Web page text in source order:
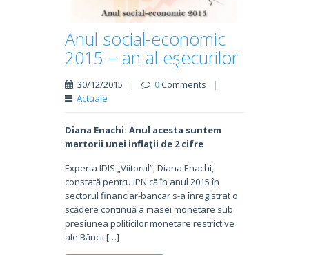
Anul social-economic
2015 – an al eşecurilor
30/12/2015 | 0Comments
|
Actuale
Diana Enachi: Anul acesta suntem
martorii unei inflaţii de 2 cifre
Experta IDIS „Viitorul”, Diana Enachi,
constată pentru IPN că în anul 2015 în
sectorul financiar-bancar s-a înregistrat o
scădere continuă a masei monetare sub
presiunea politicilor monetare restrictive
ale Băncii […]